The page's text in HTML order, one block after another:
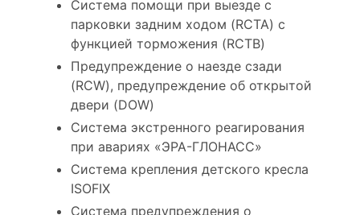
Система помощи при выезде с
парковки задним ходом (RCTA) с
функцией торможения (RCTB)
Предупреждение о наезде сзади
(RCW), предупреждение об открытой
двери (DOW)
Система экстренного реагирования
при авариях «ЭРА-ГЛОНАСС»
Система крепления детского кресла
ISOFIX
Система предупреждения о